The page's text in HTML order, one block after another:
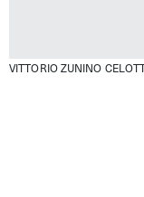
VITTORIO ZUNINO